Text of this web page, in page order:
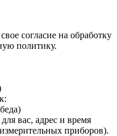
согласие на обработку
политику.
вас, адрес и время
приборов).